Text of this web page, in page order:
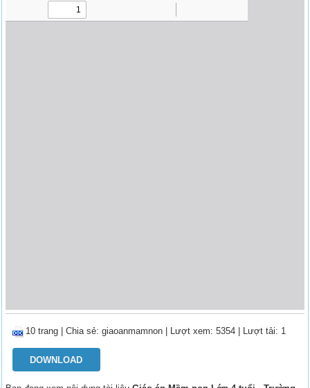
10 trang |Chia sẻ:giaoanmamnon | Lượt xem: 5354 | Lượt tải: 1
DOWNLOAD